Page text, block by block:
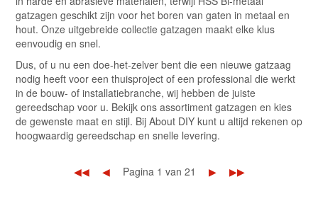
gatzagen geschikt zijn voor het boren van gaten in metaal en
hout. Onze uitgebreide collectie gatzagen maakt elke klus
eenvoudig en snel.
Dus, of u nu een doe-het-zelver bent die een nieuwe gatzaag
nodig heeft voor een thuisproject of een professional die werkt
in de bouw- of installatiebranche, wij hebben de juiste
gereedschap voor u. Bekijk ons assortiment gatzagen en kies
de gewenste maat en stijl. Bij About DIY kunt u altijd rekenen op
hoogwaardig gereedschap en snelle levering.
◀◀ ◀ Pagina 1 van 21 ▶ ▶▶